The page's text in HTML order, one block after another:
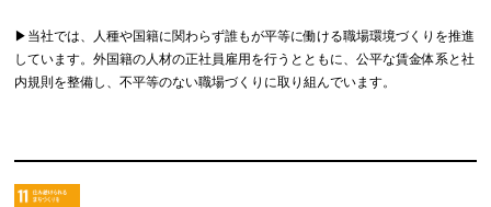
▶︎当社では、人種や国籍に関わらず誰もが平等に働ける職場環境づくりを推進
しています。外国籍の人材の正社員雇用を行うとともに、公平な賃金体系と社
内規則を整備し、不平等のない職場づくりに取り組んでいます。